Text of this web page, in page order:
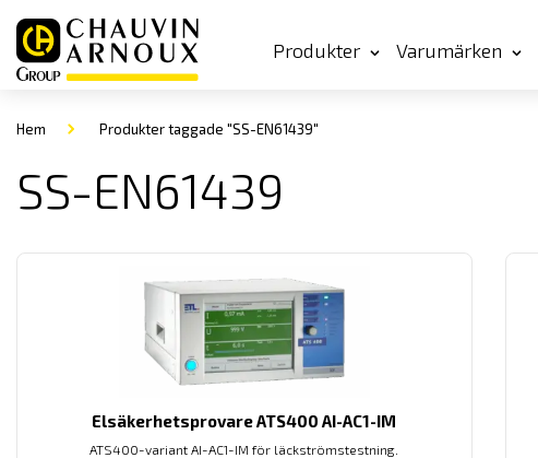
Produkter Varumärken
Hem Produkter taggade "SS-EN61439"
SS-EN61439
Elsäkerhetsprovare ATS400 AI-AC1-IM
ATS400-variant AI-AC1-IM för läckströmstestning.